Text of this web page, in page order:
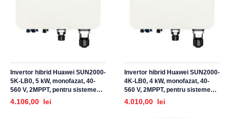
Invertor hibrid Huawei SUN2000-
5K-LB0, 5 kW, monofazat, 40-
560 V, 2MPPT, pentru sisteme
fotovoltaice
4.106,00 lei
Invertor hibrid Huawei SUN2000-
4K-LB0, 4 kW, monofazat, 40-
560 V, 2MPPT, pentru sisteme
fotovoltaice
4.010,00 lei